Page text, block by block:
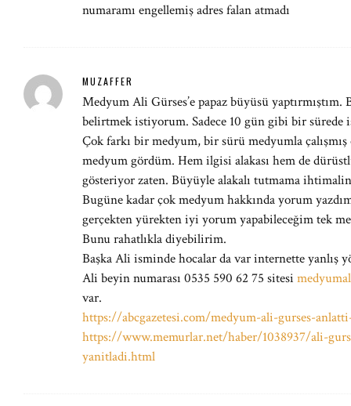
numaramı engellemiş adres falan atmadı
MUZAFFER
Medyum Ali Gürses’e papaz büyüsü
belirtmek istiyorum. Sadece 10 gün gibi bir
Çok farkı bir medyum, bir sürü medyumla
medyum gördüm. Hem ilgisi alakası hem de
gösteriyor zaten. Büyüyle alakalı tutmama
Bugüne kadar çok medyum hakkında yorum
gerçekten yürekten iyi yorum yapabileceğim tek
Bunu rahatlıkla diyebilirim.
Başka Ali isminde hocalar da var internette
Ali beyin numarası 0535 590 62 75 sitesi
var.
https://abcgazetesi.com/medyum-ali-gurses-
https://www.memurlar.net/haber/1038937/ali-
yanitladi.html